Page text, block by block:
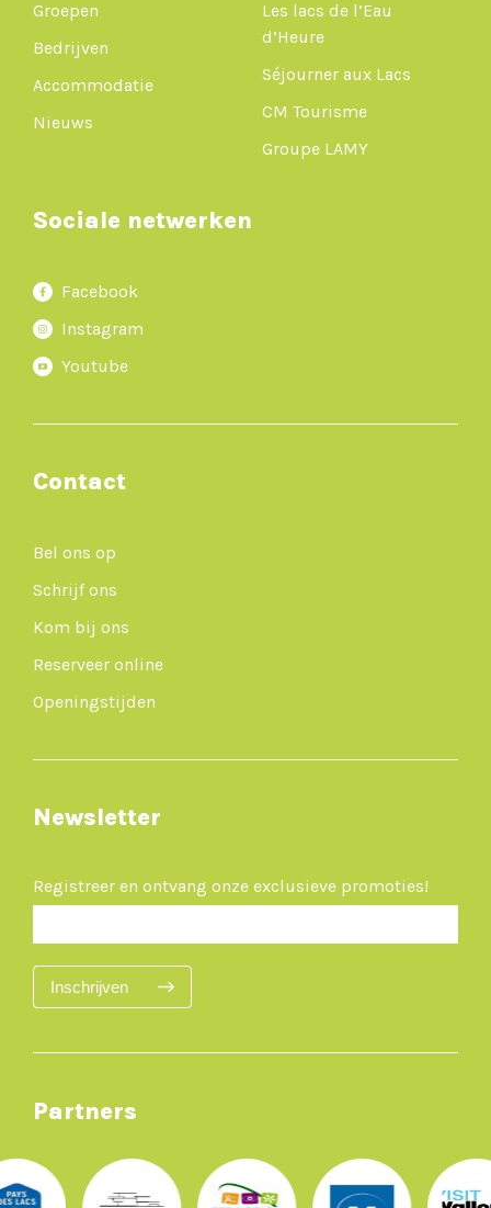
Groepen
Bedrijven
Accommodatie
Nieuws
Les lacs de l’Eau
d’Heure
Séjourner aux Lacs
CM Tourisme
Groupe LAMY
Sociale netwerken
Facebook
Instagram
Youtube
Contact
Bel ons op
Schrijf ons
Kom bij ons
Reserveer online
Openingstijden
Newsletter
Registreer en ontvang onze exclusieve promoties!
Inschrijven
Partners